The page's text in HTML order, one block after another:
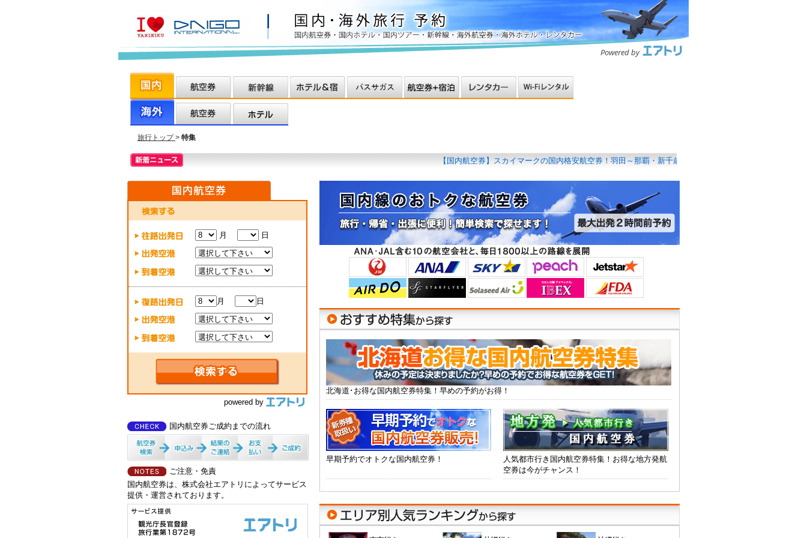
旅行トップ> 特集
【国内航空券】スカイマークの国内格安航空券！羽田～那覇・新千歳etc･･･
月 日
月 日
powered by
国内航空券ご成約までの流れ
ご注意・免責
国内航空券は、株式会社エアトリによってサービス
提供・運営されております。
北海道･お得な国内航空券特集！早めの予約がお得！
早期予約でオトクな国内航空券！
人気都市行き国内航空券特集！お得な地方発航
空券は今がチャンス！